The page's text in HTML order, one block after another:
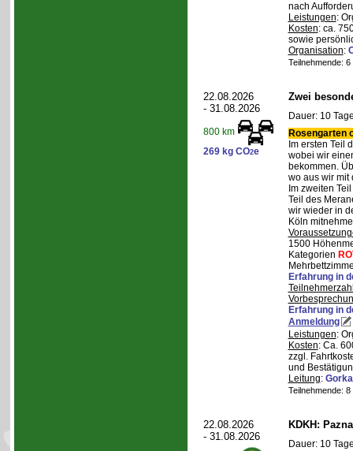
nach
Leistungen:
Kosten: ca.
sowie
Organisation:
Teilnehmende:
22.08.2026
- 31.08.2026
800 km
269 kg CO2e
Zwei
Dauer: 10
Rosengarten
Im ersten Teil
wobei wir
bekommen.
wo aus wir mit
Im zweiten
Teil des
wir wieder in
Köln
1500
Kategorien
Erfahrung in
Erfahrung in
Anmeldung
Leistungen:
Kosten: Ca.
zzgl.
und
Leitung:
Teilnehmende:
22.08.2026
- 31.08.2026
KDKH:
Dauer: 10